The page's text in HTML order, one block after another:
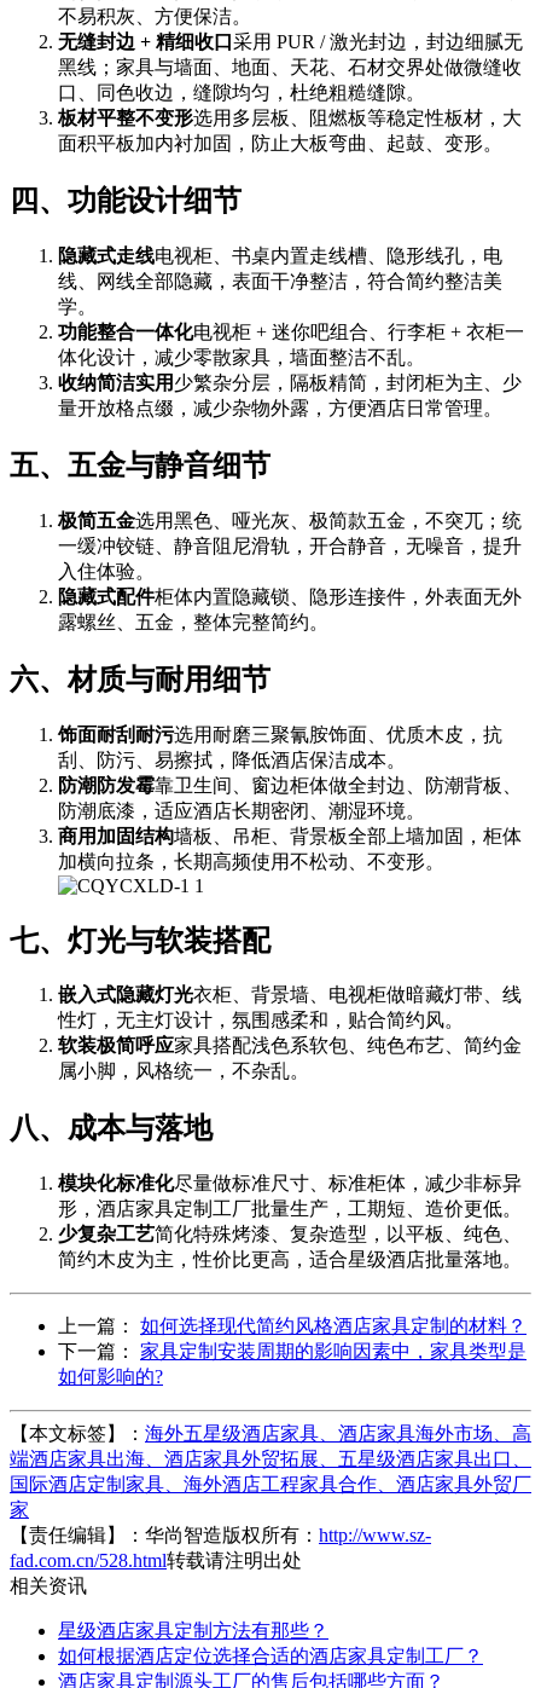
不易积灰、方便保洁。
无缝封边 + 精细收口 采用 PUR / 激光封边，封边细腻无
黑线；家具与墙面、地面、天花、石材交界处做微缝收
口、同色收边，缝隙均匀，杜绝粗糙缝隙。
板材平整不变形选用多层板、阻燃板等稳定性板材，大
面积平板加内衬加固，防止大板弯曲、起鼓、变形。
四、功能设计细节
隐藏式走线电视柜、书桌内置走线槽、隐形线孔，电
线、网线全部隐藏，表面干净整洁，符合简约整洁美
学。
功能整合一体化电视柜 + 迷你吧组合、行李柜 + 衣柜一
体化设计，减少零散家具，墙面整洁不乱。
收纳简洁实用 少繁杂分层，隔板精简，封闭柜为主、少
量开放格点缀，减少杂物外露，方便酒店日常管理。
五、五金与静音细节
极简五金选用黑色、哑光灰、极简款五金，不突兀；统
一缓冲铰链、静音阻尼滑轨，开合静音，无噪音，提升
入住体验。
隐藏式配件柜体内置隐藏锁、隐形连接件，外表面无外
露螺丝、五金，整体完整简约。
六、材质与耐用细节
饰面耐刮耐污选用耐磨三聚氰胺饰面、优质木皮，抗
刮、防污、易擦拭，降低酒店保洁成本。
防潮防发霉靠卫生间、窗边柜体做全封边、防潮背板、
防潮底漆，适应酒店长期密闭、潮湿环境。
商用加固结构墙板、吊柜、背景板全部上墙加固，柜体
加横向拉条，长期高频使用不松动、不变形。
七、灯光与软装搭配
嵌入式隐藏灯光衣柜、背景墙、电视柜做暗藏灯带、线
性灯，无主灯设计，氛围感柔和，贴合简约风。
软装极简呼应家具搭配浅色系软包、纯色布艺、简约金
属小脚，风格统一，不杂乱。
八、成本与落地
模块化标准化尽量做标准尺寸、标准柜体，减少非标异
形，酒店家具定制工厂批量生产，工期短、造价更低。
少复杂工艺简化特殊烤漆、复杂造型，以平板、纯色、
简约木皮为主，性价比更高，适合星级酒店批量落地。
上一篇： 如何选择现代简约风格酒店家具定制的材料？
下一篇： 家具定制安装周期的影响因素中，家具类型是
如何影响的?
【本文标签】： 海外五星级酒店家具、酒店家具海外市场、高
端酒店家具出海、酒店家具外贸拓展、五星级酒店家具出口、
国际酒店定制家具、海外酒店工程家具合作、酒店家具外贸厂
家
【责任编辑】： 华尚智造版权所有： http://www.sz-
fad.com.cn/528.html转载请注明出处
相关资讯
星级酒店家具定制方法有那些？
如何根据酒店定位选择合适的酒店家具定制工厂？
酒店家具定制源头工厂的售后包括哪些方面？